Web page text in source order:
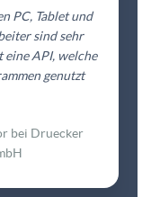
PC, Tablet und
sind sehr
API, welche
genutzt
bei Druecker